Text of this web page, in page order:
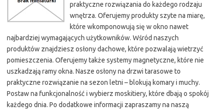
praktyczne rozwiązania do każdego rodzaju
wnętrza. Oferujemy produkty szyte na miarę,
które wkomponowują się w okno nawet
najbardziej wymagających użytkowników. Wśród naszych
produktów znajdziesz osłony dachowe, które pozwalają wietrzyć
pomieszczenia. Oferujemy także systemy magnetyczne, które nie
uszkadzają ramy okna. Nasze osłony na drzwi tarasowe to
praktyczne rozwiązanie na sezon letni – blokują komary i muchy.
Postaw na funkcjonalność i wybierz moskitiery, które dbają o spokój
każdego dnia. Po dodatkowe informacji zapraszamy na naszą